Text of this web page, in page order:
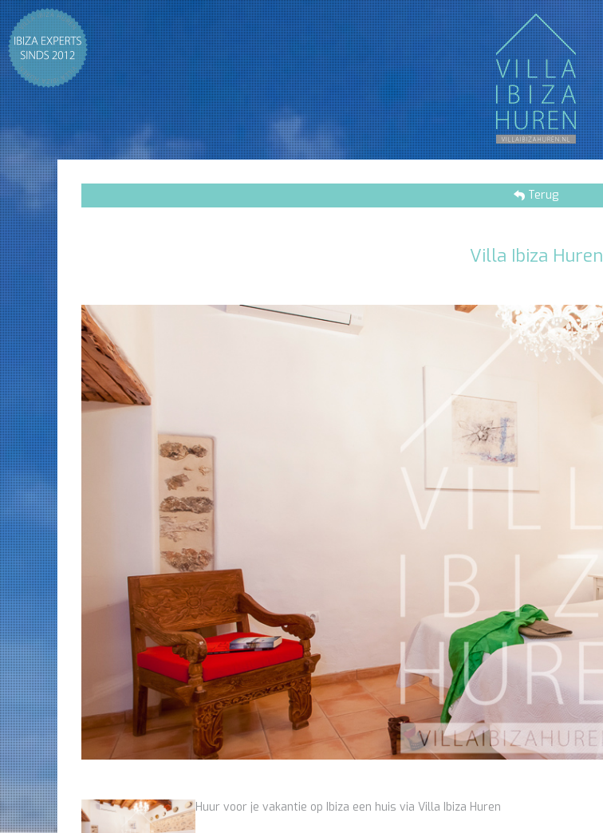
Terug
Villa Ibiza Huren
Huur voor je vakantie op Ibiza een huis via Villa Ibiza Huren